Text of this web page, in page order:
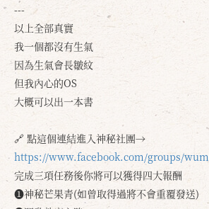
---
以上全部真實
我一個都沒有生氣
因為生氣會長皺紋
但我內心的OS
大概可以出一本書
🔗 點這個連結進入神秘社團→
https://www.facebook.com/groups/
完成三項任務後你將可以獲得四大報酬
❶神秘芒果青(如曾取得過將不會重覆發送)